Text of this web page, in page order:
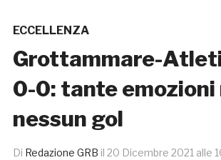
ECCELLENZA
Grottammare-
0-0: tante emozioni
nessun gol
Di Redazione GRB il 20 Dicembre 2021 alle